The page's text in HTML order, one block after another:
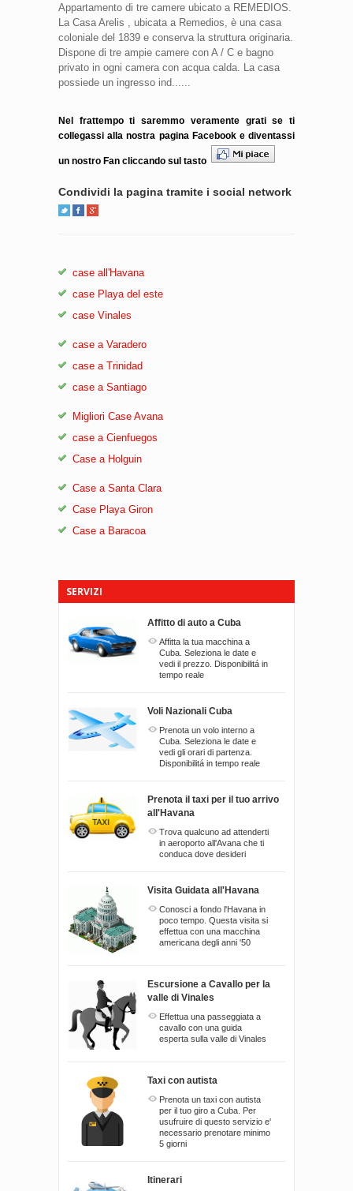
Appartamento di tre camere ubicato a REMEDIOS.
La Casa Arelis , ubicata a Remedios, è una casa
coloniale del 1839 e conserva la struttura originaria.
Dispone di tre ampie camere con A / C e bagno
privato in ogni camera con acqua calda. La casa
possiede un ingresso ind......
Nel frattempo ti saremmo veramente grati se ti
collegassi alla nostra pagina Facebook e diventassi
un nostro Fan cliccando sul tasto
Condividi la pagina tramite i social network
case all'Havana
case Playa del este
case Vinales
case a Varadero
case a Trinidad
case a Santiago
Migliori Case Avana
case a Cienfuegos
Case a Holguin
Case a Santa Clara
Case Playa Giron
Case a Baracoa
SERVIZI
Affitto di auto a Cuba
Affitta la tua macchina a
Cuba. Seleziona le date e
vedi il prezzo. Disponibilitá in
tempo reale
Voli Nazionali Cuba
Prenota un volo interno a
Cuba. Seleziona le date e
vedi gli orari di partenza.
Disponibilitá in tempo reale
Prenota il taxi per il tuo arrivo
all'Havana
Trova qualcuno ad attenderti
in aeroporto all'Avana che ti
conduca dove desideri
Visita Guidata all'Havana
Conosci a fondo l'Havana in
poco tempo. Questa visita si
effettua con una macchina
americana degli anni '50
Escursione a Cavallo per la
valle di Vinales
Effettua una passeggiata a
cavallo con una guida
esperta sulla valle di Vinales
Taxi con autista
Prenota un taxi con autista
per il tuo giro a Cuba. Per
usufruire di questo servizio e'
necessario prenotare minimo
5 giorni
Itinerari